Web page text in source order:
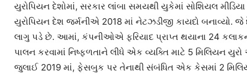
યુરોપિયન દેશોમાં, સરકાર લાંબા સમયથી યુકેમાં સોશિયલ
યુરોપિયન દેશ જર્મનીએ 2018 માં નેટઝડીજી કાયદો બનાવ્યો.
લાગુ પડે છે. આમાં, કંપનીઓએ ફરિયાદ પ્રાપ્ત થયાના 24
પાલન કરવામાં નિષ્ફળતાને લીધે એક વ્યક્તિ માટે 5 મિલિયન
જુલાઈ 2019 માં, ફેસબુક પર તેનાથી સંબંધિત એક કેસમાં 2